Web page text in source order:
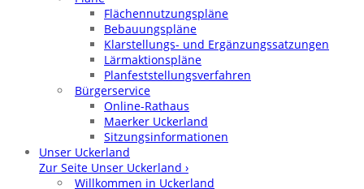
Flächennutzungspläne
Bebauungspläne
Klarstellungs- und Ergänzungssatzungen
Lärmaktionspläne
Planfeststellungsverfahren
Bürgerservice
Online-Rathaus
Maerker Uckerland
Sitzungsinformationen
Unser Uckerland
Zur Seite Unser Uckerland ›
Willkommen in Uckerland